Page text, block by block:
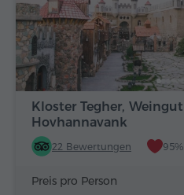
Kloster Tegher,
Hovhannavank
22 Bewertungen
Preis pro Person